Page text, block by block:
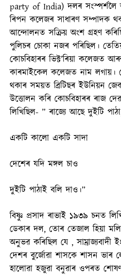
party of India) দলৰ
ৰিপন কলেজৰ সাধাৰণ সম্পাদক
আন্দোলনত সক্ৰিয় অংশ গ্ৰহণ
পুলিচৰ চোকা নজৰ পৰিছিল।
কোচবিহাৰৰ ভিক্ট’ৰিয়া কলেজত
কাৰমাইকেল কলেজত নাম লগায়।
থকাৰ সময়ত ব্ৰিটিছৰ ইউনিয়ন
উত্তোলন কৰি কোচবিহাৰৰ ৰাজ
লিখিছিল- ” ৰাজ্যে আছে দুইটি
একটি কালো একটি সাদা
দেশেৰ যদি মঙ্গল চাও
দুইটি পাঠাই বলি দাও।”
বিষ্ণু প্ৰসাদ ৰাভাই ১৯৩৯ চনত
ডেকাৰ দল, তোৰ তেজাল হিয়া
অনুভৱ কৰিছিল যে , সাম্ৰাজ্যবাদী
দেশৰ‌ বুৰ্জোৱা শাসকে শাসন ভাৰ
হালোৱা হজুৱা বনুৱাৰ ওপৰত